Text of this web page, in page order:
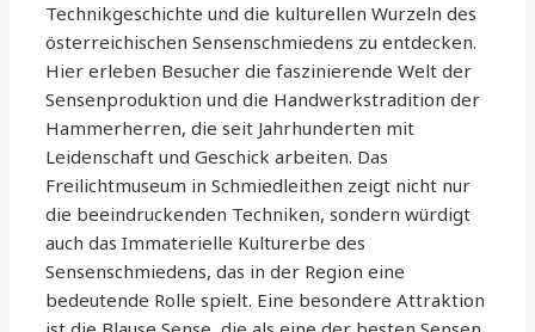
Technikgeschichte und die kulturellen Wurzeln des
österreichischen Sensenschmiedens zu entdecken.
Hier erleben Besucher die faszinierende Welt der
Sensenproduktion und die Handwerkstradition der
Hammerherren, die seit Jahrhunderten mit
Leidenschaft und Geschick arbeiten. Das
Freilichtmuseum in Schmiedleithen zeigt nicht nur
die beeindruckenden Techniken, sondern würdigt
auch das Immaterielle Kulturerbe des
Sensenschmiedens, das in der Region eine
bedeutende Rolle spielt. Eine besondere Attraktion